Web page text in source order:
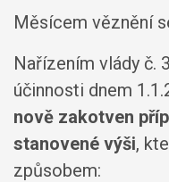
Měsícem věznění
Nařízením vlády č.
účinnosti dnem
nově zakotven
stanovené výši,
způsobem: